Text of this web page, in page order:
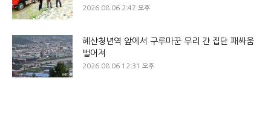
2026.08.06 2:47 오후
혜산청년역 앞에서 구루마꾼 무리 간 집단 패싸움
벌어져
2026.08.06 12:31 오후